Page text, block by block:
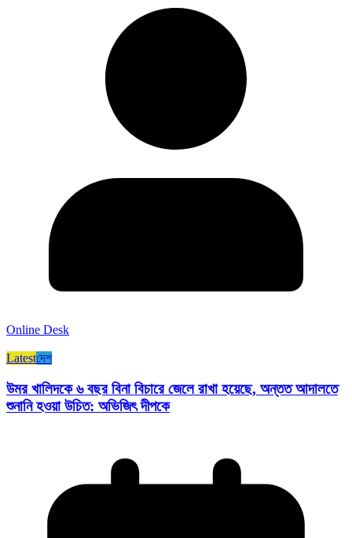
Online Desk
Latestদেশ
উমর খালিদকে ৬ বছর বিনা বিচারে জেলে রাখা হয়েছে, অন্তত আদালতে
শুনানি হওয়া উচিত: অভিজিৎ দীপকে